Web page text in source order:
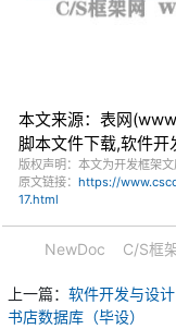
本文来源：表网
脚本文件下载,软件开
版权声明：本文为开发框架
原文链接： https://
17.html
NewDoc C/S框
上一篇： 软件开发与设
书店数据库（毕设）